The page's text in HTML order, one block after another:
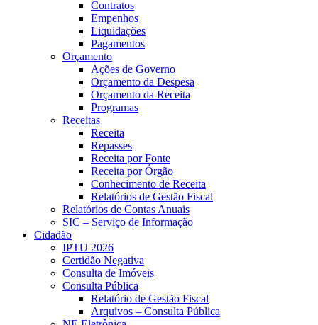
Contratos
Empenhos
Liquidações
Pagamentos
Orçamento
Ações de Governo
Orçamento da Despesa
Orçamento da Receita
Programas
Receitas
Receita
Repasses
Receita por Fonte
Receita por Órgão
Conhecimento de Receita
Relatórios de Gestão Fiscal
Relatórios de Contas Anuais
SIC – Serviço de Informação
Cidadão
IPTU 2026
Certidão Negativa
Consulta de Imóveis
Consulta Pública
Relatório de Gestão Fiscal
Arquivos – Consulta Pública